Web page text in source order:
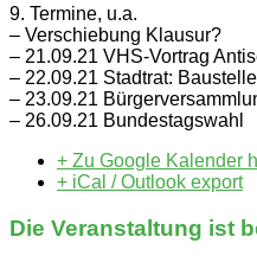
9. Termine, u.a.
– Verschiebung Klausur?
– 21.09.21 VHS-Vortrag
– 22.09.21 Stadtrat:
– 23.09.21
– 26.09.21 Bundestagswahl
+ Zu Google Kalender
+ iCal / Outlook export
Die Veranstaltung ist